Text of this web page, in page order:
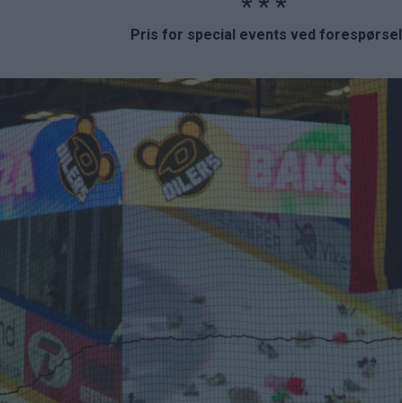
Pris for special events ved forespørsel